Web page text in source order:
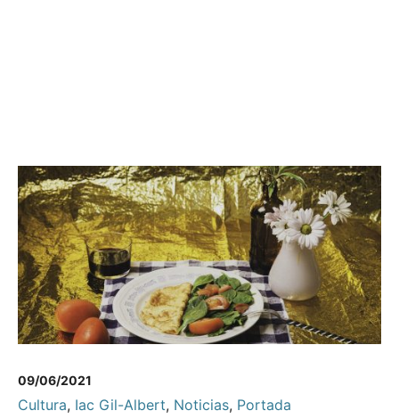
09/06/2021
Cultura, Iac Gil-Albert, Noticias, Portada